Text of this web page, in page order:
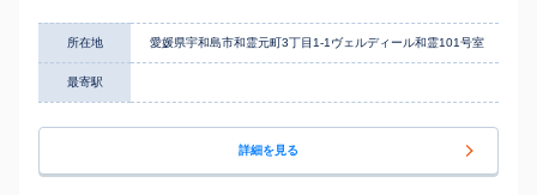
所在地 愛媛県宇和島市和霊元町3丁目1-1ヴェルディール和霊101号室
最寄駅
詳細を見る